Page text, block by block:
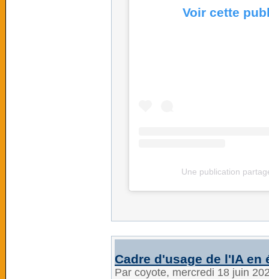
Voir cette
Une publication
Cadre d'usage de l'IA en
Par coyote, mercredi 18 juin